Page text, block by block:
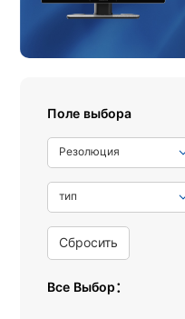
Поле выбора
Резолюция
тип
Сбросить
Все Выбор：